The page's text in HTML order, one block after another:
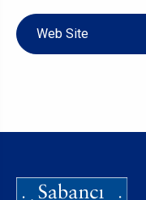
Web Site